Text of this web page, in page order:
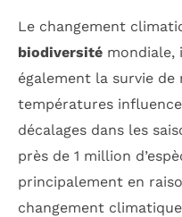
Le changement
biodiversité mondiale,
également la survie de
températures
décalages dans les
près de 1 million
principalement en
changement